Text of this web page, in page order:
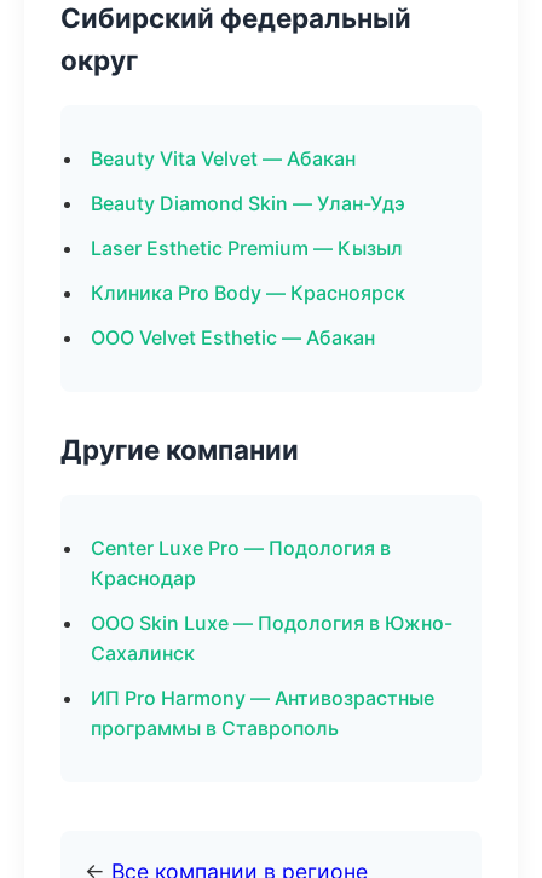
Сибирский федеральный
округ
Beauty Vita Velvet — Абакан
Beauty Diamond Skin — Улан-Удэ
Laser Esthetic Premium — Кызыл
Клиника Pro Body — Красноярск
ООО Velvet Esthetic — Абакан
Другие компании
Center Luxe Pro — Подология в
Краснодар
ООО Skin Luxe — Подология в Южно-
Сахалинск
ИП Pro Harmony — Антивозрастные
программы в Ставрополь
← Все компании в регионе